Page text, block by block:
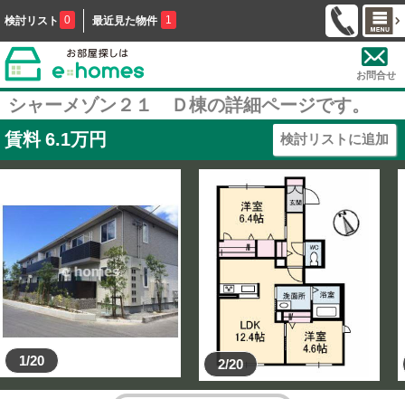
検討リスト 0 最近見た物件 1
お問合せ
シャーメゾン２１ Ｄ棟の詳細ページです。
賃料 6.1万円 検討リストに追加
1/20 2/20